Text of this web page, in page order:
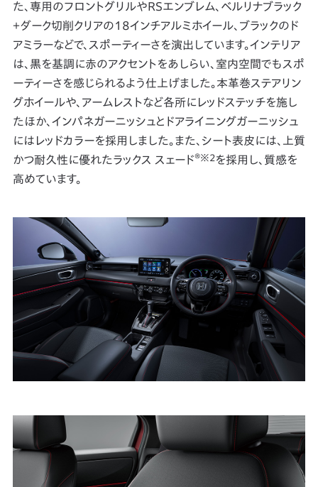
た、専用のフロントグリルやRSエンブレム、ベルリナブラック
＋ダーク切削クリアの18インチアルミホイール、ブラックのド
アミラーなどで、スポーティーさを演出しています。インテリア
は、黒を基調に赤のアクセントをあしらい、室内空間でもスポ
ーティーさを感じられるよう仕上げました。本革巻ステアリン
グホイールや、アームレストなど各所にレッドステッチを施し
たほか、インパネガーニッシュとドアライニングガーニッシュ
にはレッドカラーを採用しました。また、シート表皮には、上質
かつ耐久性に優れたラックス スェード®※2を採用し、質感を
高めています。